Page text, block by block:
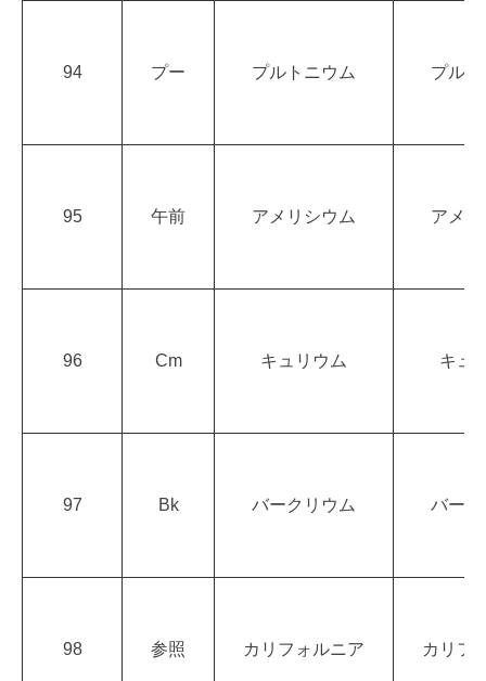
94 プー プルトニウム プル
95 午前 アメリシウム アメ
96 Cm キュリウム キュ
97 Bk バークリウム バー
98 参照 カリフォルニア カリフ